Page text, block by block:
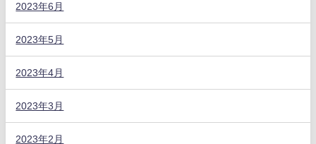
2023年6月
2023年5月
2023年4月
2023年3月
2023年2月